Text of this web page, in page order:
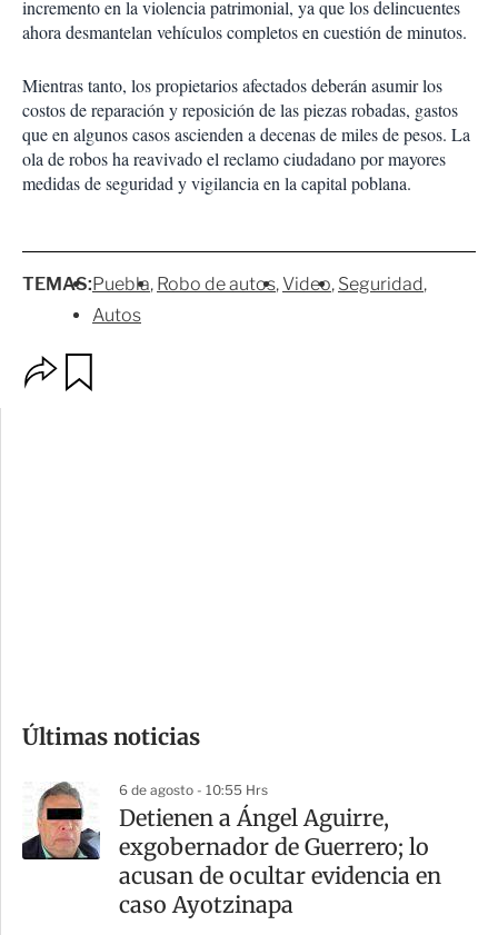
incremento en la violencia patrimonial, ya que los delincuentes
ahora desmantelan vehículos completos en cuestión de minutos.
Mientras tanto, los propietarios afectados deberán asumir los
costos de reparación y reposición de las piezas robadas, gastos
que en algunos casos ascienden a decenas de miles de pesos. La
ola de robos ha reavivado el reclamo ciudadano por mayores
medidas de seguridad y vigilancia en la capital poblana.
TEMAS:Puebla Robo de autos Video Seguridad
Autos
m
a
r
t
Últimas noticias
6 de agosto - 10:55 Hrs
Detienen a Ángel Aguirre,
exgobernador de Guerrero; lo
acusan de ocultar evidencia en
caso Ayotzinapa